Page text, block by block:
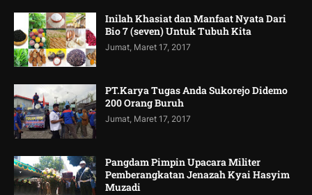
Inilah Khasiat dan Manfaat Nyata Dari
Bio 7 (seven) Untuk Tubuh Kita
Jumat, Maret 17, 2017
PT.Karya Tugas Anda Sukorejo Didemo
200 Orang Buruh
Jumat, Maret 17, 2017
Pangdam Pimpin Upacara Militer
Pemberangkatan Jenazah Kyai Hasyim
Muzadi